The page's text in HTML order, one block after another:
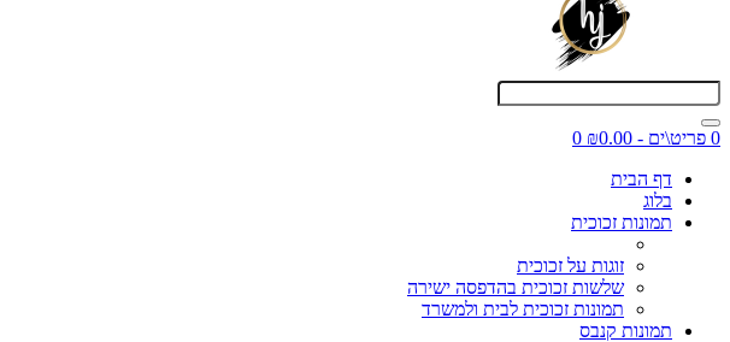
0 פריט\ים - ₪0.00
0
דף הבית
בלוג
תמונות זכוכית
זוגות על זכוכית
שלשות זכוכית בהדפסה ישירה
תמונות זכוכית לבית ולמשרד
תמונות קנבס